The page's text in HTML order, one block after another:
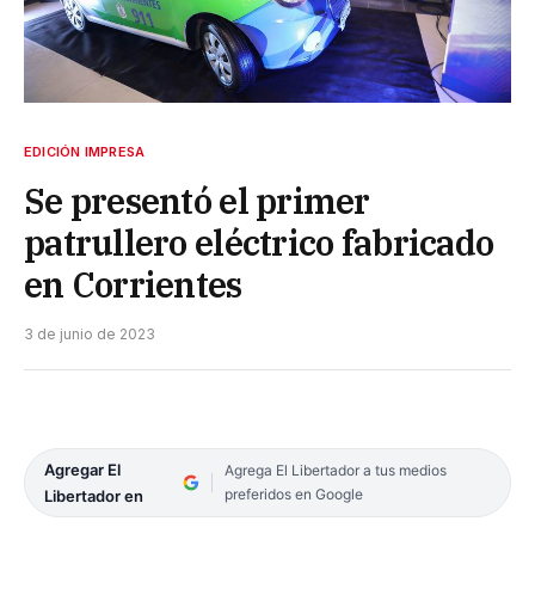
EDICIÓN IMPRESA
Se presentó el primer
patrullero eléctrico fabricado
en Corrientes
3 de junio de 2023
Agregar El
Libertador en
Agrega El Libertador a tus medios
preferidos en Google